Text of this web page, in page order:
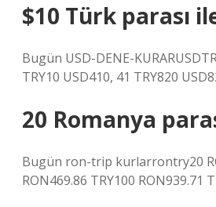
$10 Türk parası
Bugün USD-DENE-
TRY10 USD410, 41 TRY820
20 Romanya
Bugün ron-trip kurlarrontry20
RON469.86 TRY100 RON939.71